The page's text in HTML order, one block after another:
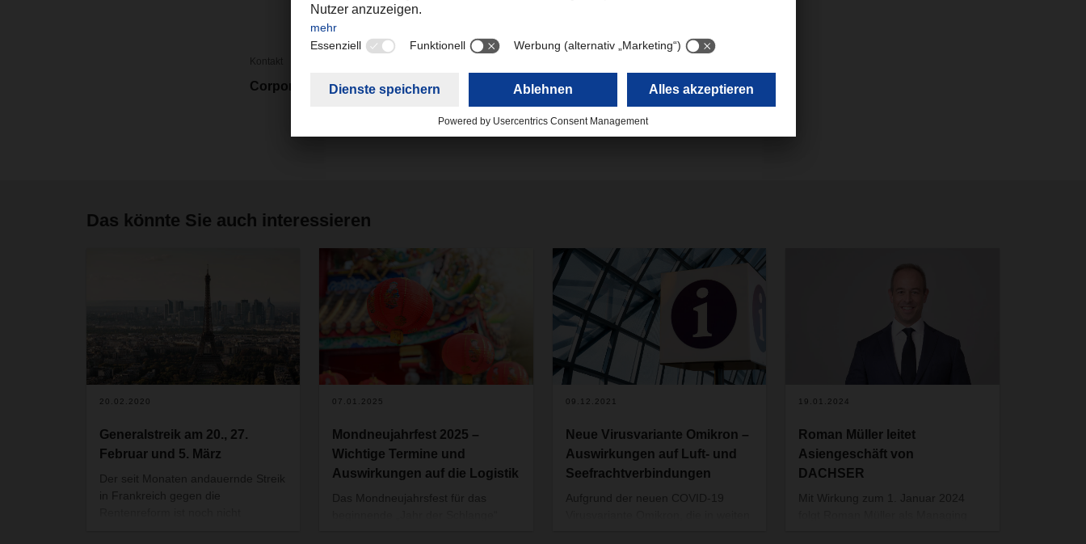
Kontakt
Corporate Marketing online.promotions@dachser.com
Das könnte Sie auch interessieren
20.02.2020
Generalstreik am 20., 27.
Februar und 5. März
Der seit Monaten andauernde Streik
in Frankreich gegen die
07.01.2025
Mondneujahrfest 2025 –
Wichtige Termine und
Auswirkungen auf die Logistik
Das Mondneujahrsfest für das
09.12.2021
Neue Virusvariante Omikron –
Auswirkungen auf Luft- und
Seefrachtverbindungen
Aufgrund der neuen COVID-19
19.01.2024
Roman Müller leitet
Asiengeschäft von
DACHSER
Mit Wirkung zum 1. Januar 2024